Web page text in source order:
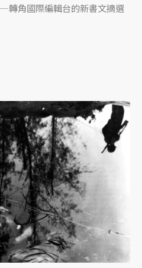
轉角國際編輯台的新書文摘選